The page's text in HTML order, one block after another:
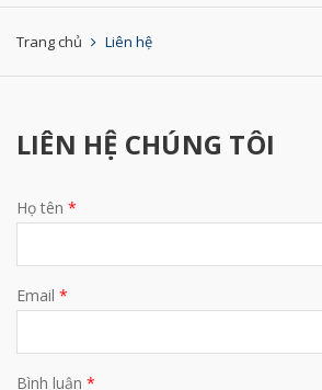
Trang chủ Liên hệ
LIÊN HỆ CHÚNG TÔI
Họ tên *
Email *
Bình luận *